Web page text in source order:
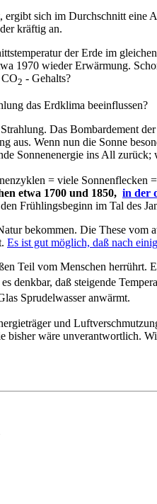
sich im Durchschnitt
kräftig an.
der Erde im
1970 wieder Erwärmung.
CO2 - Gehalts?
das Erdklima beeinflussen?
Das Bombardement
aus. Wenn nun die Sonne
Sonnenenergie ins All zurück;
= viele
etwa 1700 und 1850, in der
Frühlingsbeginn im Tal des
bekommen. Die These
Es ist gut möglich, daß nach
Teil vom Menschen herrührt.
denkbar, daß steigende
Sprudelwasser anwärmt.
und
wäre unverantwortlich.